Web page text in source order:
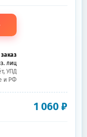
лиц
УПД
и РФ
1 060₽